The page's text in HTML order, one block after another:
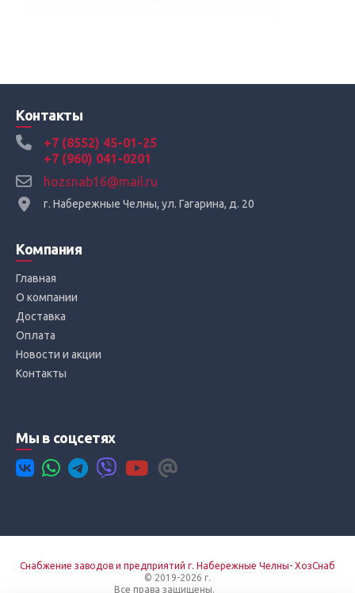
Контакты
+7 (8552) 45-01-25
+7 (960) 041-0201
hozsnab16@mail.ru
г. Набережные Челны, ул. Гагарина, д. 20
Компания
Главная
О компании
Доставка
Оплата
Новости и акции
Контакты
Мы в соцсетях
Снабжение заводов и предприятий г. Набережные Челны- ХозСнаб
© 2019-2026 г.
Все права защищены.